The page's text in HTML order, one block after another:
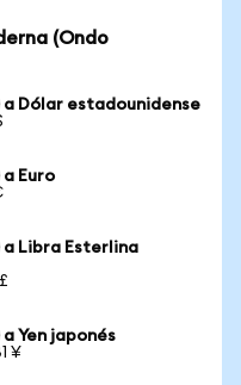
(Ondo
Dólar estadounidense
Euro
a Libra Esterlina
Yen japonés
¥